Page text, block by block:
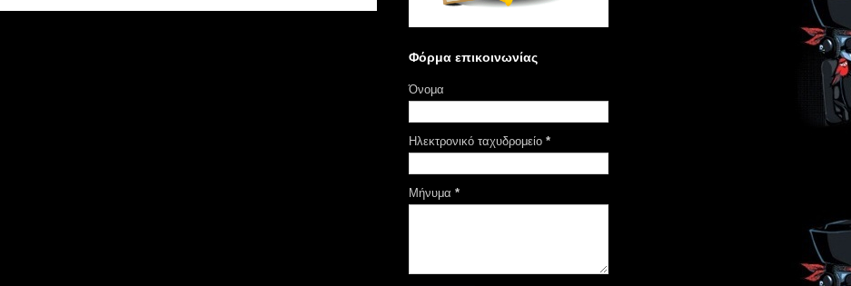
Φόρμα επικοινωνίας
Όνομα
Ηλεκτρονικό ταχυδρομείο *
Μήνυμα *